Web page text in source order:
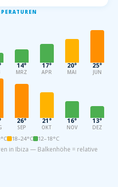
14°
MRZ
17°
APR
20°
MAI
25°
JUN
26°
SEP
21°
OKT
16°
NOV
13°
DEZ
18–24°C 12–18°C
in Ibiza — Balkenhöhe = relative